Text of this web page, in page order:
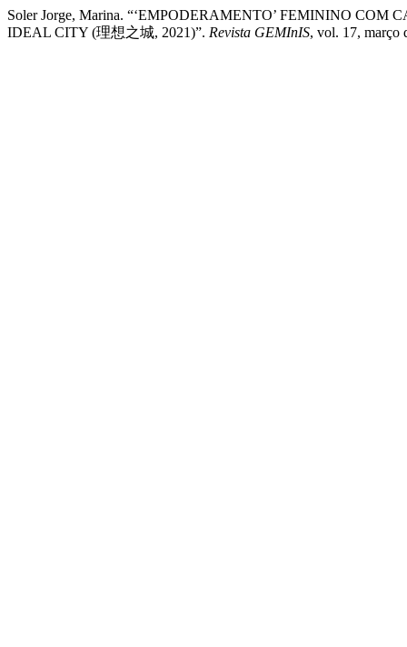
Soler Jorge, Marina. “‘EMPODERAMENTO’ FEMININO
IDEAL CITY (理想之城, 2021)”. Revista GEMInIS, vol. 17, março